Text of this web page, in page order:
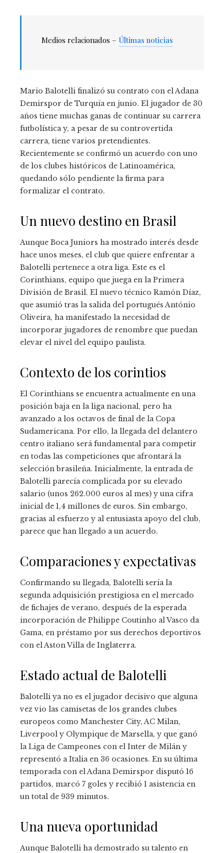
Medios relacionados – Últimas noticias
Mario Balotelli finalizó su contrato con el Adana
Demirspor de Turquía en junio. El jugador de 30
años tiene muchas ganas de continuar su carrera
futbolística y, a pesar de su controvertida
carrera, tiene varios pretendientes.
Recientemente se confirmó un acuerdo con uno
de los clubes históricos de Latinoamérica,
quedando sólo pendiente la firma para
formalizar el contrato.
Un nuevo destino en Brasil
Aunque Boca Juniors ha mostrado interés desde
hace unos meses, el club que quiere enfrentar a
Balotelli pertenece a otra liga. Este es el
Corinthians, equipo que juega en la Primera
División de Brasil. El nuevo técnico Ramón Díaz,
que asumió tras la salida del portugués António
Oliveira, ha manifestado la necesidad de
incorporar jugadores de renombre que puedan
elevar el nivel del equipo paulista.
Contexto de los corintios
El Corinthians se encuentra actualmente en una
posición baja en la liga nacional, pero ha
avanzado a los octavos de final de la Copa
Sudamericana. Por ello, la llegada del delantero
centro italiano será fundamental para competir
en todas las competiciones que afrontará la
selección brasileña. Inicialmente, la entrada de
Balotelli parecía complicada por su elevado
salario (unos 262.000 euros al mes) y una cifra
inicial de 1,4 millones de euros. Sin embargo,
gracias al esfuerzo y al entusiasta apoyo del club,
parece que han llegado a un acuerdo.
Comparaciones y expectativas
Confirmando su llegada, Balotelli sería la
segunda adquisición prestigiosa en el mercado
de fichajes de verano, después de la esperada
incorporación de Philippe Coutinho al Vasco da
Gama, en préstamo por sus derechos deportivos
con el Aston Villa de Inglaterra.
Estado actual de Balotelli
Balotelli ya no es el jugador decisivo que alguna
vez vio las camisetas de los grandes clubes
europeos como Manchester City, AC Milan,
Liverpool y Olympique de Marsella, y que ganó
la Liga de Campeones con el Inter de Milán y
representó a Italia en 36 ocasiones. En su última
temporada con el Adana Demirspor disputó 16
partidos, marcó 7 goles y recibió 1 asistencia en
un total de 939 minutos.
Una nueva oportunidad
Aunque Balotelli ha demostrado su talento en